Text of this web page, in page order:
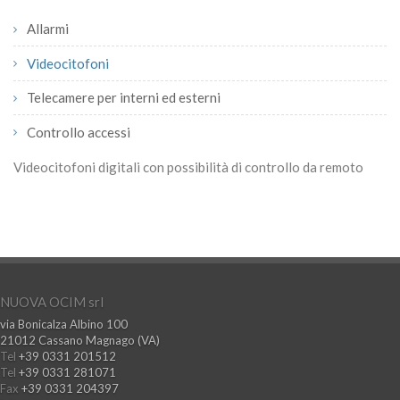
Allarmi
Videocitofoni
Telecamere per interni ed esterni
Controllo accessi
Videocitofoni digitali con possibilità di controllo da remoto
NUOVA OCIM srl
via Bonicalza Albino 100
21012 Cassano Magnago (VA)
Tel +39 0331 201512
Tel +39 0331 281071
Fax +39 0331 204397